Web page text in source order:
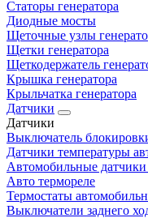
Статоры генератора
Диодные мосты
Щеточные узлы
Щетки генератора
Щеткодержатель
Крышка генератора
Крыльчатка генератора
Датчики
Датчики
Выключатель
Датчики температуры
Автомобильные
Авто термореле
Термостаты
Выключатели заднего